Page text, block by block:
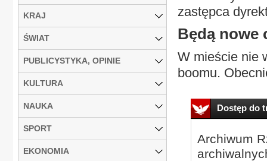
zastępca
Będą nowe
W mieście nie
boomu.
Dostęp do
Archiwum
KRAJ
ŚWIAT
PUBLICYSTYKA, OPINIE
KULTURA
NAUKA
SPORT
EKONOMIA